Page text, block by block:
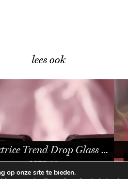
lees ook
Dit is HET moment …
op onze site te bieden.